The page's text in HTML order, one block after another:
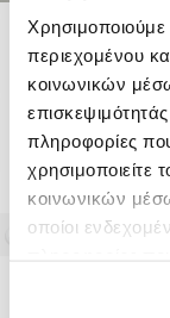
περιεχομένου
κοινωνικών
πληροφορίες
χρησιμοποιείτε
κοινωνικών
οποίοι
Δες τώρα τα